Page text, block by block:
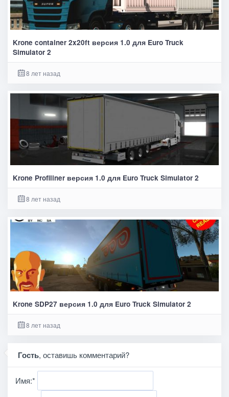
Krone container 2x20ft версия 1.0 для Euro Truck
Simulator 2
8 лет назад
Krone Profiliner версия 1.0 для Euro Truck Simulator 2
8 лет назад
Krone SDP27 версия 1.0 для Euro Truck Simulator 2
8 лет назад
Гость, оставишь комментарий?
Имя:*